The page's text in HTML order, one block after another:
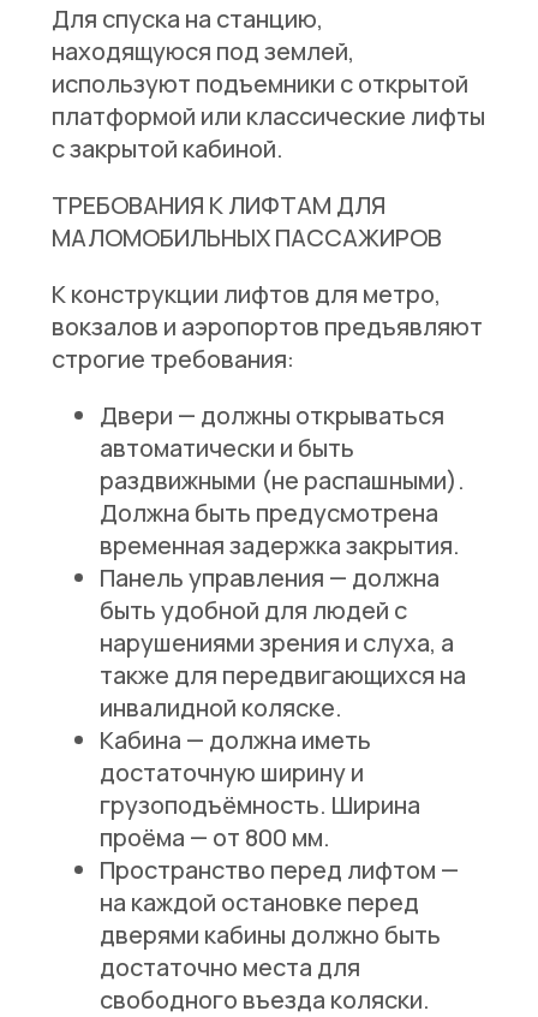
Для спуска на станцию,
находящуюся под землей,
используют подъемники с открытой
платформой или классические лифты
с закрытой кабиной.
ТРЕБОВАНИЯ К ЛИФТАМ ДЛЯ
МАЛОМОБИЛЬНЫХ ПАССАЖИРОВ
К конструкции лифтов для метро,
вокзалов и аэропортов предъявляют
строгие требования:
Двери — должны открываться
автоматически и быть
раздвижными (не распашными).
Должна быть предусмотрена
временная задержка закрытия.
Панель управления — должна
быть удобной для людей с
нарушениями зрения и слуха, а
также для передвигающихся на
инвалидной коляске.
Кабина — должна иметь
достаточную ширину и
грузоподъёмность. Ширина
проёма — от 800 мм.
Пространство перед лифтом —
на каждой остановке перед
дверями кабины должно быть
достаточно места для
свободного въезда коляски.